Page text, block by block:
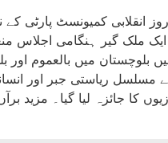
ایک ملک گیر ہنگامی اجلاس
بلوچستان میں بالعموم اور
مسلسل ریاستی جبر اور
کا جائزہ لیا گیا۔ مزید